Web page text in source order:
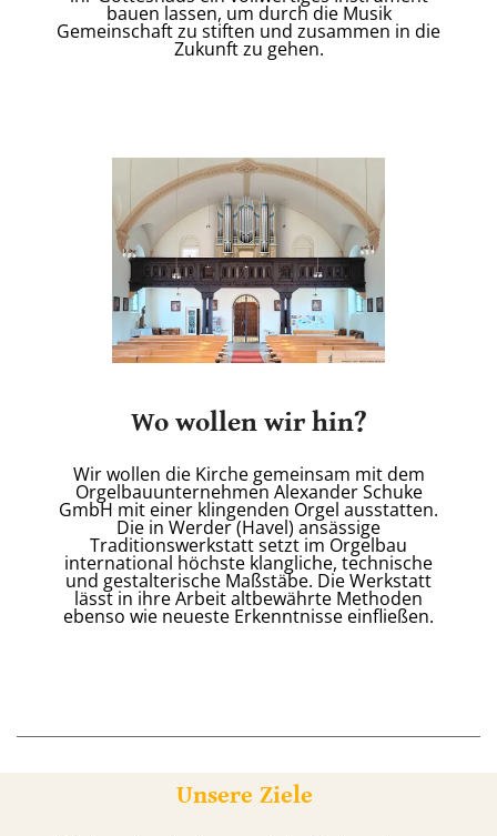
bauen lassen, um durch die Musik
Gemeinschaft zu stiften und zusammen in die
Zukunft zu gehen.
Wo wollen wir hin?
Wir wollen die Kirche gemeinsam mit dem
Orgelbauunternehmen Alexander Schuke
GmbH mit einer klingenden Orgel ausstatten.
Die in Werder (Havel) ansässige
Traditionswerkstatt setzt im Orgelbau
international höchste klangliche, technische
und gestalterische Maßstäbe. Die Werkstatt
lässt in ihre Arbeit altbewährte Methoden
ebenso wie neueste Erkenntnisse einfließen.
Unsere Ziele